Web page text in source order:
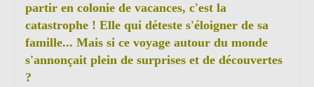
partir en colonie de vacances, c'est la
catastrophe ! Elle qui déteste s'éloigner de sa
famille... Mais si ce voyage autour du monde
s'annonçait plein de surprises et de découvertes
?